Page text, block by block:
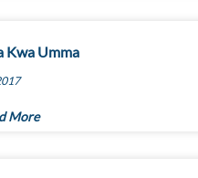
Kwa Umma
More